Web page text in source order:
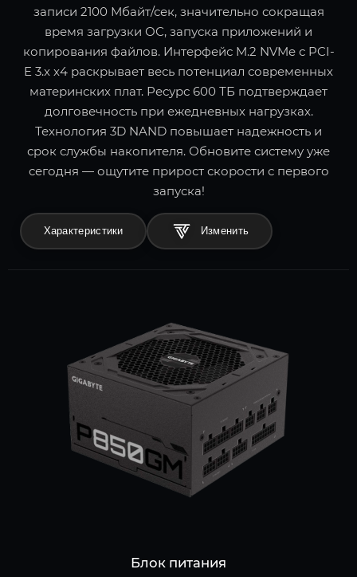
записи 2100 Мбайт/сек, значительно сокращая
время загрузки ОС, запуска приложений и
копирования файлов. Интерфейс M.2 NVMe с PCI-
E 3.x x4 раскрывает весь потенциал современных
материнских плат. Ресурс 600 ТБ подтверждает
долговечность при ежедневных нагрузках.
Технология 3D NAND повышает надежность и
срок службы накопителя. Обновите систему уже
сегодня — ощутите прирост скорости с первого
запуска!
Характеристики
Блок питания